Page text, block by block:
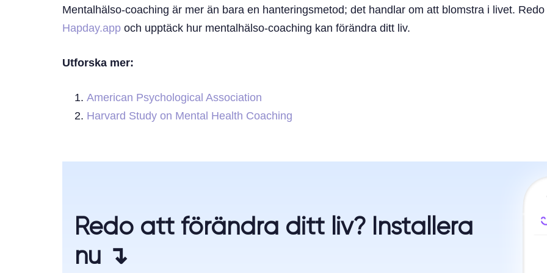
Mentalhälso-coaching är mer än bara en hanteringsmetod; det handlar om att blomstra i livet.
Hapday.app och upptäck hur mentalhälso-coaching kan förändra ditt liv.
Utforska mer:
American Psychological Association
Harvard Study on Mental Health Coaching
Redo att förändra ditt liv? Installera
nu ↴